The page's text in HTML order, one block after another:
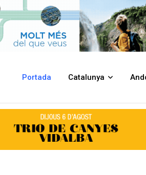
Portada Catalunya